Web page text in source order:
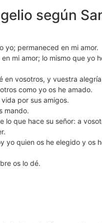
según
yo; permaneced en mi amor.
mi amor; lo mismo que yo
en vosotros, y vuestra
como yo os he amado.
por sus amigos.
mando.
lo que hace su señor: a
yo quien os he elegido y os
os lo dé.